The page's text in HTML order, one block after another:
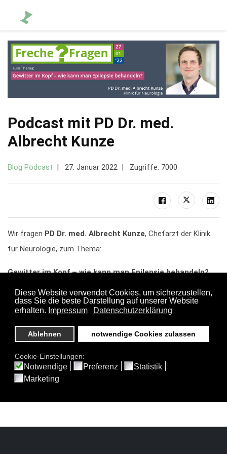
Podcast mit PD Dr. med.
Albrecht Kunze
Blog Podcast 27. Januar 2022 Zugriffe: 7000
Wir fragen PD Dr. med. Albrecht Kunze, Chefarzt der Klinik
für Neurologie, zum Thema:
Gewitter im Kopf – wie kann man Epilepsie behandeln?
Mit Anke Geyer
Zentralklinik Bad Berka
Aufnahme + Produktion DZ pictures